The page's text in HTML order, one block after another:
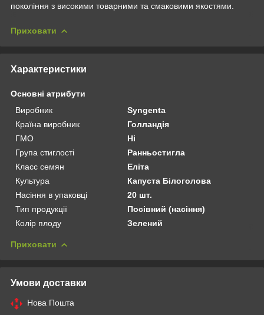
покоління з високими товарними та смаковими якостями.
Приховати
Характеристики
Основні атрибути
Виробник
Syngenta
Країна виробник
Голландія
ГМО
Ні
Група стиглості
Ранньостигла
Класс семян
Еліта
Культура
Капуста Білоголова
Насіння в упаковці
20 шт.
Тип продукції
Посівний (насіння)
Колір плоду
Зелений
Приховати
Умови доставки
Нова Пошта